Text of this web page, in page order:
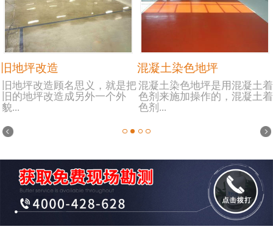
旧地坪改造
旧地坪改造顾名思义，就是把
旧的地坪改造成另外一个外
貌...
混凝土染色地坪
混凝土染色地坪是用混凝土着
色剂来施加操作的，混凝土着
色剂...